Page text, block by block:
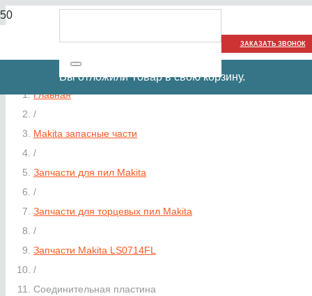
ЗАКАЗАТЬ ЗВОНОК
Вы отложилиТоварв свою корзину.
Главная
/
Makita запасные части
/
Запчасти для пил Makita
/
Запчасти для торцевых пил Makita
/
Запчасти Makita LS0714FL
/
Соединительная пластина